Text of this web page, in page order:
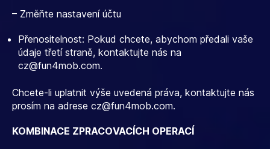
– Změňte nastavení účtu
Přenositelnost: Pokud chcete, abychom předali vaše
údaje třetí straně, kontaktujte nás na
cz@fun4mob.com.
Chcete-li uplatnit výše uvedená práva, kontaktujte nás
prosím na adrese cz@fun4mob.com.
KOMBINACE ZPRACOVACÍCH OPERACÍ